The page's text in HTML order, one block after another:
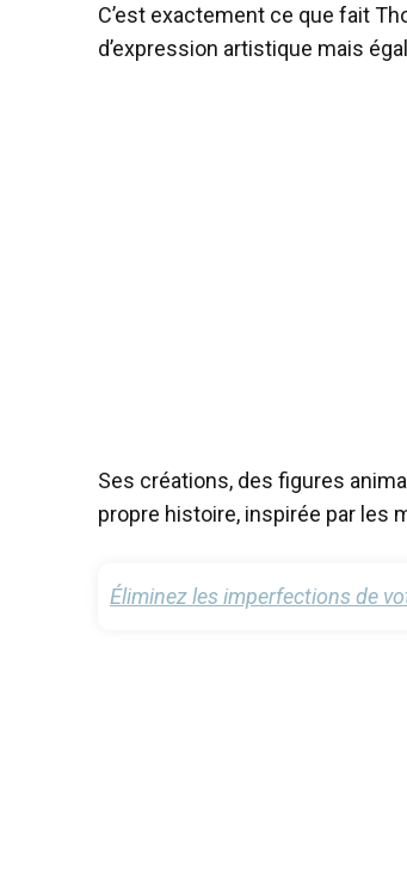
C’est exactement ce que fait
d’expression artistique mais
Ses créations, des figures
propre histoire, inspirée par les
Éliminez les imperfections de